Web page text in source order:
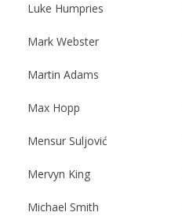
Luke Humpries
Mark Webster
Martin Adams
Max Hopp
Mensur Suljović
Mervyn King
Michael Smith